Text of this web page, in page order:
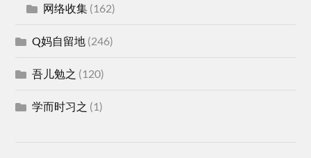
网络收集 (162)
Q妈自留地 (246)
吾儿勉之 (120)
学而时习之 (1)